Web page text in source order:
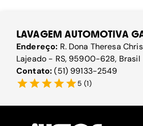
LAVAGEM AUTOMOTIVA
Endereço: R. Dona Theresa
Lajeado - RS, 95900-628, Brasil
Contato:(51) 99133-2549
5 (1)